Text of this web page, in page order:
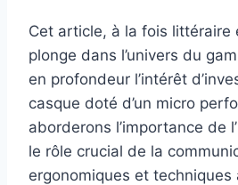
Cet article, à la fois littéraire
plonge dans l’univers du
en profondeur l’intérêt
casque doté d’un micro
aborderons l’importance de
le rôle crucial de la
ergonomiques et techniques